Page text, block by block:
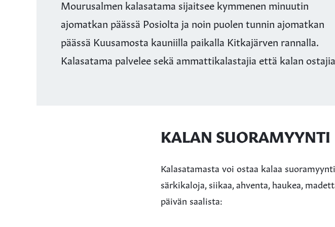
Mourusalmen kalasatama sijaitsee kymmenen minuutin
ajomatkan päässä Posiolta ja noin puolen tunnin ajomatkan
päässä Kuusamosta kauniilla paikalla Kitkajärven rannalla.
Kalasatama palvelee sekä ammattikalastajia että kalan
KALAN SUORAMYYNTI
Kalasatamasta voi ostaa kalaa
särkikaloja, siikaa, ahventa, haukea,
päivän saalista: